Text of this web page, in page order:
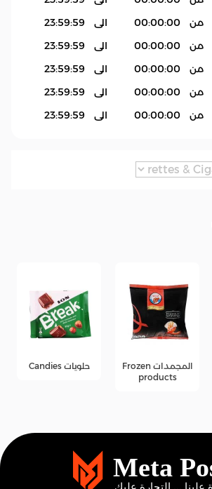
من 00:00:00 الى
23:59:59
من 00:00:00 الى
23:59:59
من 00:00:00 الى
23:59:59
من 00:00:00 الى
23:59:59
من 00:00:00 الى 23:59:59
المجمدات Frozen
products
حلويات Candies